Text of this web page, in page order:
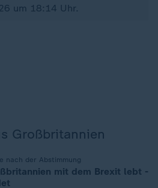
um 18:14 Uhr.
Großbritannien
nach der Abstimmung
mit dem Brexit lebt -